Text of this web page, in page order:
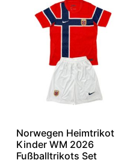
Norwegen Heimtrikot
Kinder WM 2026
Fußballtrikots Set